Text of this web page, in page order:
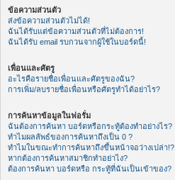
ข้อความส่วนตัว
ส่งข้อความส่วนตัวไม่ได้!
ฉันได้รับแต่ข้อความส่วนตัวที่ไม่ต้องการ!
ฉันได้รับ email รบกวนจากผู้ใช้ในบอร์ดนี้!
เพื่อนและศัตรู
อะไรคือรายชื่อเพื่อนและศัตรูของฉัน?
การเพิ่ม/ลบรายชื่อเพื่อนหรือศัตรูทำได้อย่าไร?
การค้นหาข้อมูลในฟอรั่ม
ฉันต้องการค้นหา บอร์ดหรือกระทู้ต้องทำอย่างไร?
ทำไมผลลัพธ์ของการค้นหาถึงเป็น 0 ?
ทำไมในขณะทำการค้นหาถึงขึ้นหน้าจอว่างเปล่า!?
หากต้องการค้นหาสมาชิกทำอย่าไง?
ต้องการค้นหา บอร์ดหรือ กระทู้ที่ฉันเป็นเข้าของ?